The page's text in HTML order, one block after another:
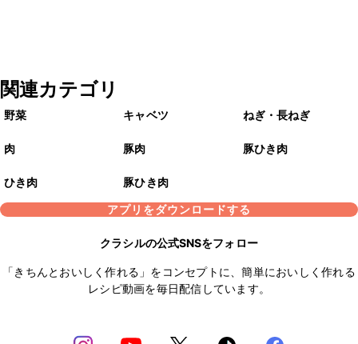
関連カテゴリ
野菜 キャベツ ねぎ・長ねぎ
肉 豚肉 豚ひき肉
ひき肉
豚ひき肉
アプリをダウンロードする
クラシルの公式SNSをフォロー
「きちんとおいしく作れる」をコンセプトに、簡単においしく作れる
レシピ動画を毎日配信しています。